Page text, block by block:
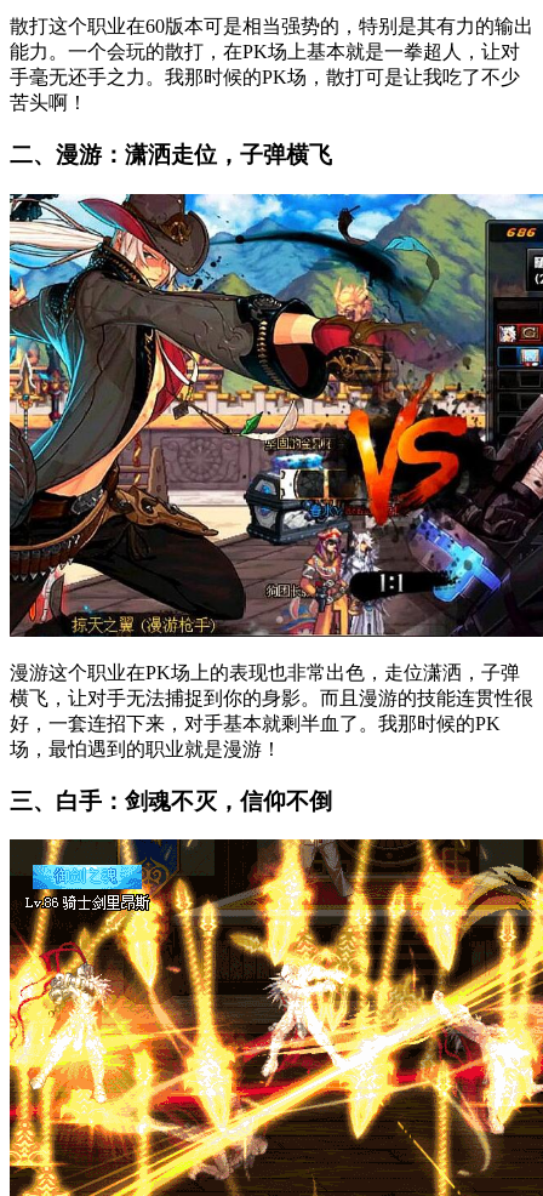
散打这个职业在60版本可是相当强势的，特别是其有力的输出
能力。一个会玩的散打，在PK场上基本就是一拳超人，让对
手毫无还手之力。我那时候的PK场，散打可是让我吃了不少
苦头啊！
二、漫游：潇洒走位，子弹横飞
漫游这个职业在PK场上的表现也非常出色，走位潇洒，子弹
横飞，让对手无法捕捉到你的身影。而且漫游的技能连贯性很
好，一套连招下来，对手基本就剩半血了。我那时候的PK
场，最怕遇到的职业就是漫游！
三、白手：剑魂不灭，信仰不倒